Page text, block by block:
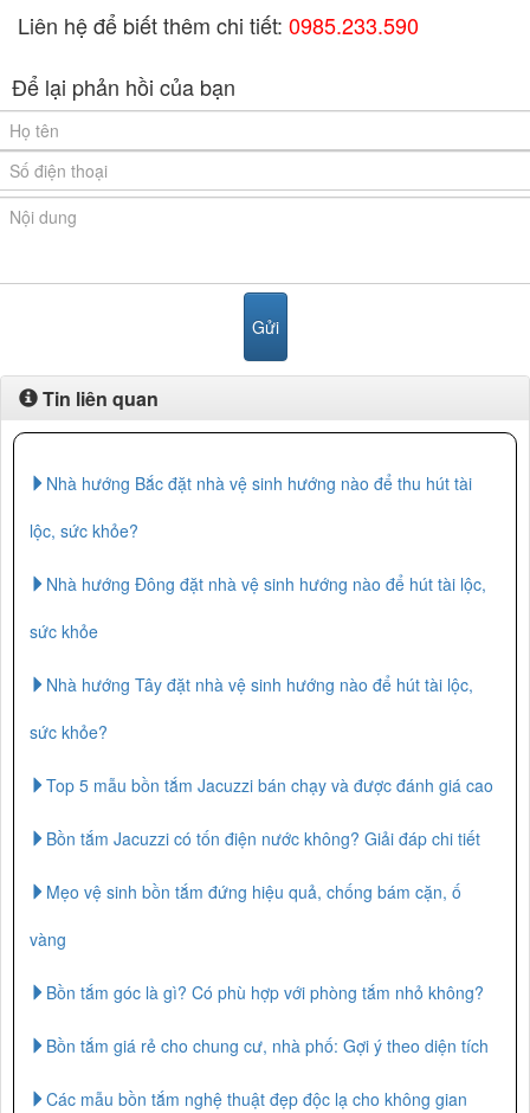
Liên hệ để biết thêm chi tiết: 0985.233.590
Để lại phản hồi của bạn
Tin liên quan
Nhà hướng Bắc đặt nhà vệ sinh hướng nào để thu hút tài
lộc, sức khỏe?
Nhà hướng Đông đặt nhà vệ sinh hướng nào để hút tài lộc,
sức khỏe
Nhà hướng Tây đặt nhà vệ sinh hướng nào để hút tài lộc,
sức khỏe?
Top 5 mẫu bồn tắm Jacuzzi bán chạy và được đánh giá cao
Bồn tắm Jacuzzi có tốn điện nước không? Giải đáp chi tiết
Mẹo vệ sinh bồn tắm đứng hiệu quả, chống bám cặn, ố
vàng
Bồn tắm góc là gì? Có phù hợp với phòng tắm nhỏ không?
Bồn tắm giá rẻ cho chung cư, nhà phố: Gợi ý theo diện tích
Các mẫu bồn tắm nghệ thuật đẹp độc lạ cho không gian